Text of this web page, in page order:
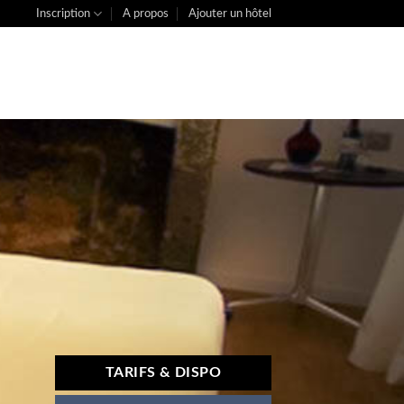
Inscription A propos Ajouter un hôtel
TARIFS & DISPO